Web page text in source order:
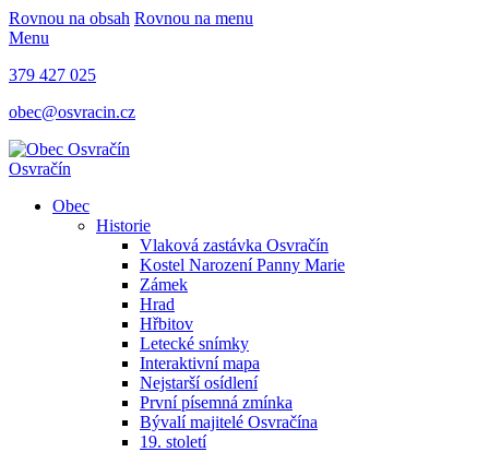
Rovnou na obsah Rovnou na menu
Menu
379 427 025
obec@osvracin.cz
Osvračín
Obec
Historie
Vlaková zastávka Osvračín
Kostel Narození Panny Marie
Zámek
Hrad
Hřbitov
Letecké snímky
Interaktivní mapa
Nejstarší osídlení
První písemná zmínka
Bývalí majitelé Osvračína
19. století